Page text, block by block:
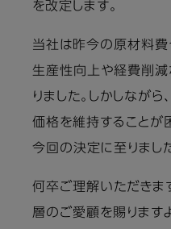
を改定します。
当社は昨今の原材料費
生産性向上や経費削
りました。しかしなが
価格を維持することが
今回の決定に至りました
何卒ご理解いただきま
層のご愛顧を賜ります